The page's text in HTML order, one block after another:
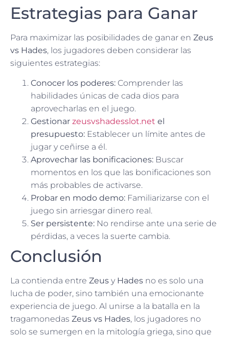
Estrategias para Ganar
Para maximizar las posibilidades de ganar en Zeus
vs Hades, los jugadores deben considerar las
siguientes estrategias:
Conocer los poderes: Comprender las
habilidades únicas de cada dios para
aprovecharlas en el juego.
Gestionar zeusvshadesslot.net el
presupuesto: Establecer un límite antes de
jugar y ceñirse a él.
Aprovechar las bonificaciones: Buscar
momentos en los que las bonificaciones son
más probables de activarse.
Probar en modo demo: Familiarizarse con el
juego sin arriesgar dinero real.
Ser persistente: No rendirse ante una serie de
pérdidas, a veces la suerte cambia.
Conclusión
La contienda entre Zeus y Hades no es solo una
lucha de poder, sino también una emocionante
experiencia de juego. Al unirse a la batalla en la
tragamonedas Zeus vs Hades, los jugadores no
solo se sumergen en la mitología griega, sino que